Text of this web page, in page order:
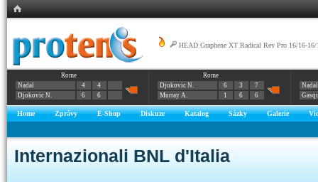
HEAD Graphene XT Radical Rev Pro 16/16-16/
Rome
Nadal
4
4
Djokovic N.
6 6
Rome
Djokovic N.
6 3
7
Murray A.
1 6 6
Nadal
Home Zprávy E-Shop Diskuze Katalog Sázky Galerie
Internazionali BNL d'Italia